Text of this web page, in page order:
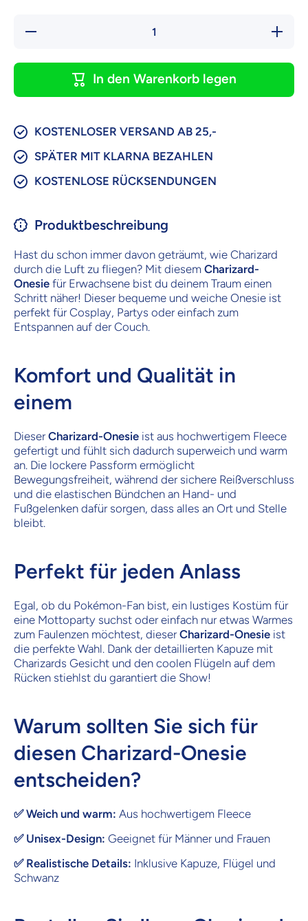
Verringere
Erhöhe
Menge
Für
In den Warenkorb legen
KOSTENLOSER VERSAND AB 25,-
SPÄTER MIT KLARNA BEZAHLEN
KOSTENLOSE RÜCKSENDUNGEN
Produktbeschreibung
Hast du schon immer davon geträumt, wie Charizard
durch die Luft zu fliegen? Mit diesem Charizard-
Onesie für Erwachsene bist du deinem Traum einen
Schritt näher! Dieser bequeme und weiche Onesie ist
perfekt für Cosplay, Partys oder einfach zum
Entspannen auf der Couch.
Komfort und Qualität in
einem
Dieser Charizard-Onesie ist aus hochwertigem Fleece
gefertigt und fühlt sich dadurch superweich und warm
an. Die lockere Passform ermöglicht
Bewegungsfreiheit, während der sichere Reißverschluss
und die elastischen Bündchen an Hand- und
Fußgelenken dafür sorgen, dass alles an Ort und Stelle
bleibt.
Perfekt für jeden Anlass
Egal, ob du Pokémon-Fan bist, ein lustiges Kostüm für
eine Mottoparty suchst oder einfach nur etwas Warmes
zum Faulenzen möchtest, dieser Charizard-Onesie ist
die perfekte Wahl. Dank der detaillierten Kapuze mit
Charizards Gesicht und den coolen Flügeln auf dem
Rücken stiehlst du garantiert die Show!
Warum sollten Sie sich für
diesen Charizard-Onesie
entscheiden?
✅ Weich und warm: Aus hochwertigem Fleece
✅ Unisex-Design: Geeignet für Männer und Frauen
✅ Realistische Details: Inklusive Kapuze, Flügel und
Schwanz